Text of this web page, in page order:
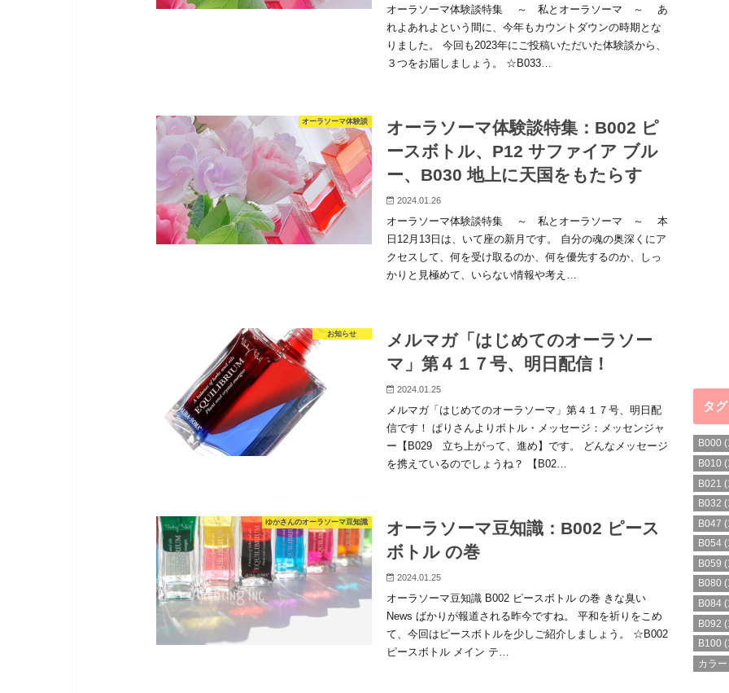
オーラソーマ体験談特集 ～ 私とオーラソーマ ～ あ
れよあれよという間に、今年もカウントダウンの時期とな
りました。 今回も2023年にご投稿いただいた体験談から、
３つをお届しましょう。 ☆B033…
オーラソーマ体験談
オーラソーマ体験談特集：B002 ピ
ースボトル、P12 サファイア ブル
ー、B030 地上に天国をもたらす
2024.01.26
オーラソーマ体験談特集 ～ 私とオーラソーマ ～ 本
日12月13日は、いて座の新月です。 自分の魂の奥深くにア
クセスして、何を受け取るのか、何を優先するのか、しっ
かりと見極めて、いらない情報や考え…
お知らせ
メルマガ「はじめてのオーラソー
マ」第４１７号、明日配信！
2024.01.25
メルマガ「はじめてのオーラソーマ」第４１７号、明日配
信です！ ぱりさんよりボトル・メッセージ：メッセンジャ
ー【B029 立ち上がって、進め】です。 どんなメッセージ
を携えているのでしょうね？ 【B02…
ゆかさんのオーラソーマ豆知識
オーラソーマ豆知識：B002 ピース
ボトル の巻
2024.01.25
オーラソーマ豆知識 B002 ピースボトル の巻 きな臭い
News ばかりが報道される昨今ですね。 平和を祈りをこめ
て、今回はピースボトルを少しご紹介しましょう。 ☆B002
ピースボトル メイン テ…
タ
B000
B010
B021
B032
B047
B054
B059
B080
B084
B092
B100
カラ